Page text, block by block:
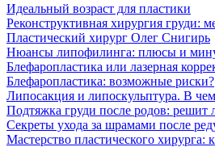
Идеальный возраст для пластики
Реконструктивная хирургия груди:
Пластический хирург Олег Снигирь
Нюансы липофилинга: плюсы и
Блефаропластика или лазерная
Блефаропластика: возможные риски?
Липосакция и липоскульптура. В
Подтяжка груди после родов: решит
Секреты ухода за шрамами после
Мастерство пластического